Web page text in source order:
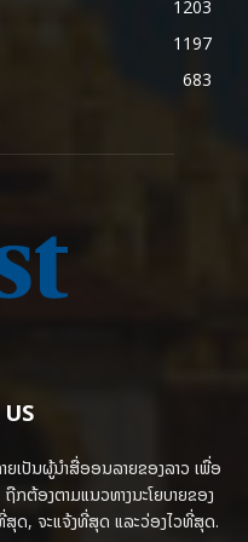
1203
1197
683
ຍເປັນຜູ້ນຳສື່ອອນລາຍຂອງລາວ ເພື່ອ
ກຕ້ອງຕາມແນວທາງນະໂຍບາຍຂອງ
ດ, ຈະແຈ້ງທີ່ສຸດ ແລະວ່ອງໄວທີ່ສຸດ.